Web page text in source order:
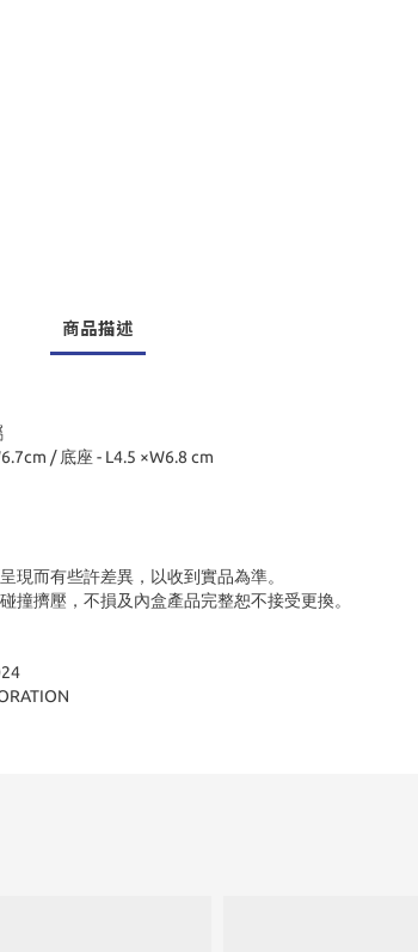
商品描述
/ 底座 - L4.5 ×W6.8 cm
現而有些許差異，以收到實品為準。
撞擠壓，不損及內盒產品完整恕不接受更換。